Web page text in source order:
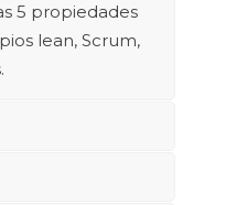
5 propiedades
lean, Scrum,